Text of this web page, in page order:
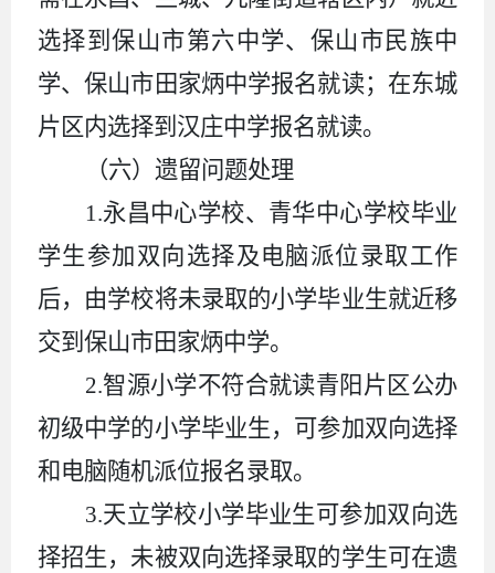
选择到保山市第六中学、保山市民族中
学、保山市田家炳中学报名就读；在东城
片区内选择到汉庄中学报名就读。
（六）遗留问题处理
1.永昌中心学校、青华中心学校毕业
学生参加双向选择及电脑派位录取工作
后，由学校将未录取的小学毕业生就近移
交到保山市田家炳中学。
2.智源小学不符合就读青阳片区公办
初级中学的小学毕业生，可参加双向选择
和电脑随机派位报名录取。
3.天立学校小学毕业生可参加双向选
择招生，未被双向选择录取的学生可在遗